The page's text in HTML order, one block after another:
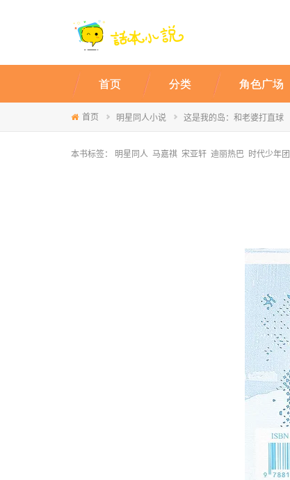
首页 分类 角色广场
首页 明星同人小说 这是我的岛：和老婆打直球
本书标签： 明星同人 马嘉祺 宋亚轩 迪丽热巴 时代少年团